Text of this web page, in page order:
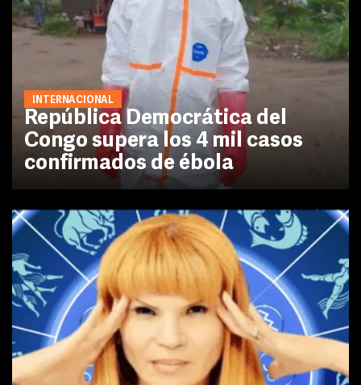
INTERNACIONAL
República Democrática del
Congo supera los 4 mil casos
confirmados de ébola